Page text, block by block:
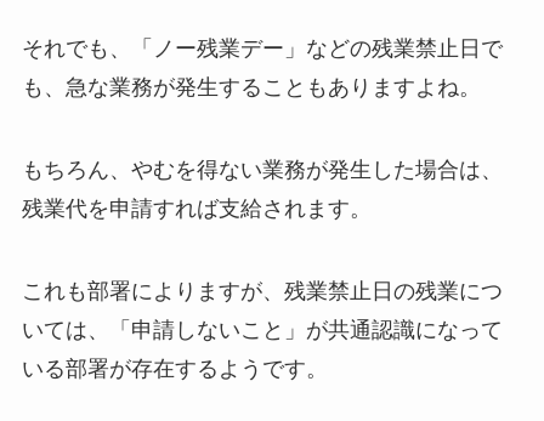
それでも、「ノー残業デー」などの残業禁止日で
も、急な業務が発生することもありますよね。
もちろん、やむを得ない業務が発生した場合は、
残業代を申請すれば支給されます。
これも部署によりますが、残業禁止日の残業につ
いては、「申請しないこと」が共通認識になって
いる部署が存在するようです。